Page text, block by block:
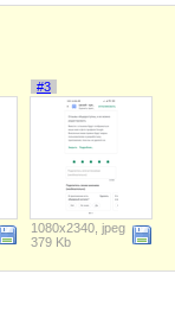
#3
1080x2340, jpeg
379 Kb